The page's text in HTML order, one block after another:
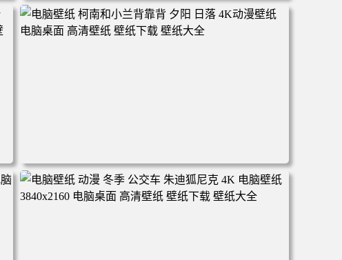
电脑壁纸 动漫 凡人修仙传 韩立 结婴 4k壁纸 3840x2160 电
脑桌面 高清壁纸 壁纸下载 壁纸大全
电脑壁纸 柯南和小兰背靠背 夕阳 日落 4K动漫壁纸 电脑桌
面 高清壁纸 壁纸下载 壁纸大全